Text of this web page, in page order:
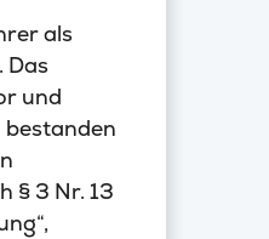
als
Das
und
bestanden
§ 3 Nr. 13